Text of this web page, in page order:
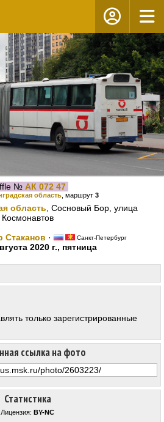
№ АК 072 47
область , маршрут 3
область , Сосновый Бор, улица
Космонавтов
Стаканов · Санкт-Петербург
2020 г., пятница
Статистика
Лицензия: BY-NC
ссылка на фото
только зарегистрированные